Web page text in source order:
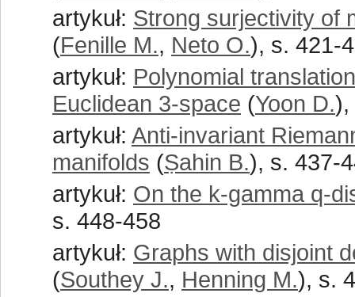
artykuł: Strong surjectivity of
(Fenille M., Neto O.), s. 421-
artykuł: Polynomial
Euclidean 3-space (Yoon D.),
artykuł: Anti-invariant
manifolds (Ṣahin B.), s. 437-
artykuł: On the k-gamma q-
s. 448-458
artykuł: Graphs with disjoint
(Southey J., Henning M.), s.